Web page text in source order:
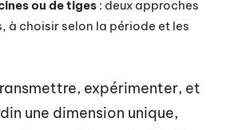
ou de tiges : deux approches
à choisir selon la période et les
expérimenter, et
une dimension unique,